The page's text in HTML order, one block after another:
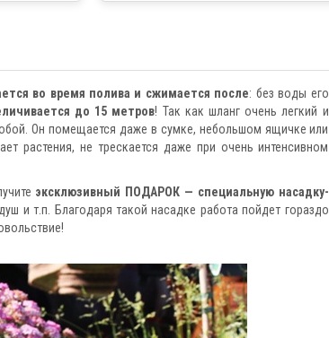
во время полива и сжимается после: без воды его
до 15 метров! Так как шланг очень легкий и
Он помещается даже в сумке, небольшом ящичке или
растения, не трескается даже при очень интенсивном
эксклюзивный ПОДАРОК — специальную насадку-
и т.п. Благодаря такой насадке работа пойдет гораздо